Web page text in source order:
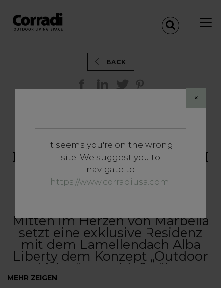
×
It seems you're on the wrong
site. We suggest you to
navigate to
https://www.corradiusa.com.
BACK
VILLA MARBELLA:
ELEGANZ UND KOMFORT
MIT DEM LAMELLENDACH
ALBA LIBERTY
MARBELLA - SPANJE
Mitten im Herzen von Marbella
setzt eine exklusive Residenz
mit dem Lamellendach Alba
Liberty dem Konzept „Outdoor
Living“ neue Maßstäbe.
Minimaldesign, fortschrittliche
MEHR ZEIGEN